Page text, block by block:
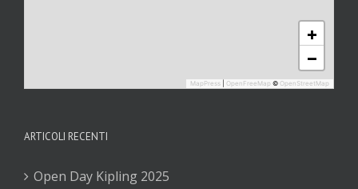
+
−
MapPress OpenFreeMap © OpenStreetMap
ARTICOLI RECENTI
Open Day Kipling 2025